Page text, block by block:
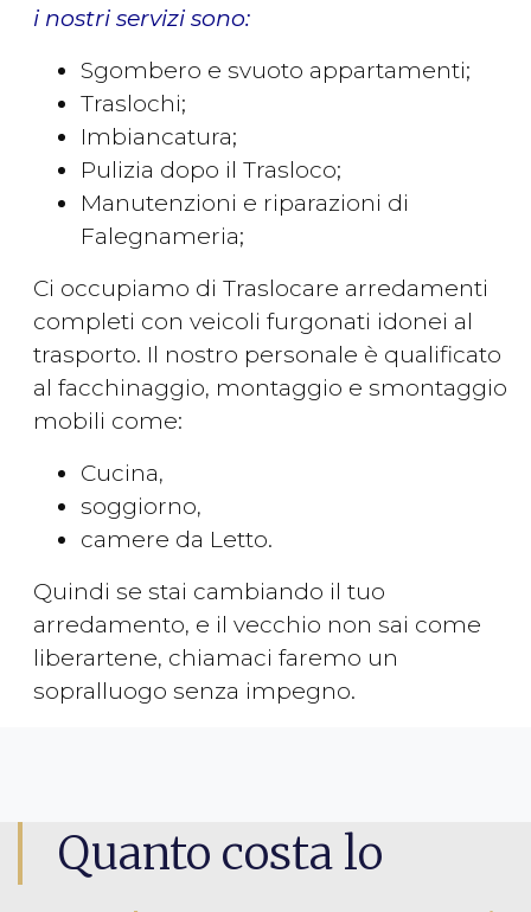
i nostri servizi sono:
Sgombero e svuoto appartamenti;
Traslochi;
Imbiancatura;
Pulizia dopo il Trasloco;
Manutenzioni e riparazioni di
Falegnameria;
Ci occupiamo di Traslocare arredamenti
completi con veicoli furgonati idonei al
trasporto. Il nostro personale è qualificato
al facchinaggio, montaggio e smontaggio
mobili come:
Cucina,
soggiorno,
camere da Letto.
Quindi se stai cambiando il tuo
arredamento, e il vecchio non sai come
liberartene, chiamaci faremo un
sopralluogo senza impegno.
Quanto costa lo